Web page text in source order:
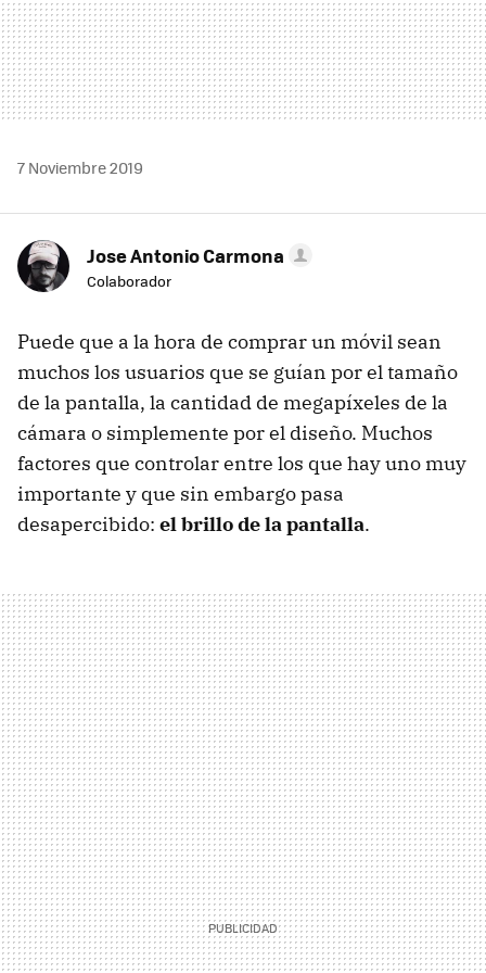
7 Noviembre 2019
Jose Antonio Carmona
Colaborador
Puede que a la hora de comprar un móvil sean
muchos los usuarios que se guían por el tamaño
de la pantalla, la cantidad de megapíxeles de la
cámara o simplemente por el diseño. Muchos
factores que controlar entre los que hay uno muy
importante y que sin embargo pasa
desapercibido: el brillo de la pantalla.